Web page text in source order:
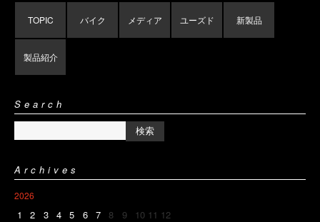
TOPIC バイク メディア ユーズド 新製品
製品紹介
Search
Archives
2026
1 2 3 4 5 6 7 8 9 10 11 12